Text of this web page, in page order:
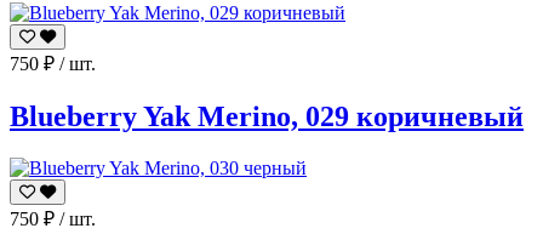
750 ₽ / шт.
Blueberry Yak Merino, 029 коричневый
750 ₽ / шт.